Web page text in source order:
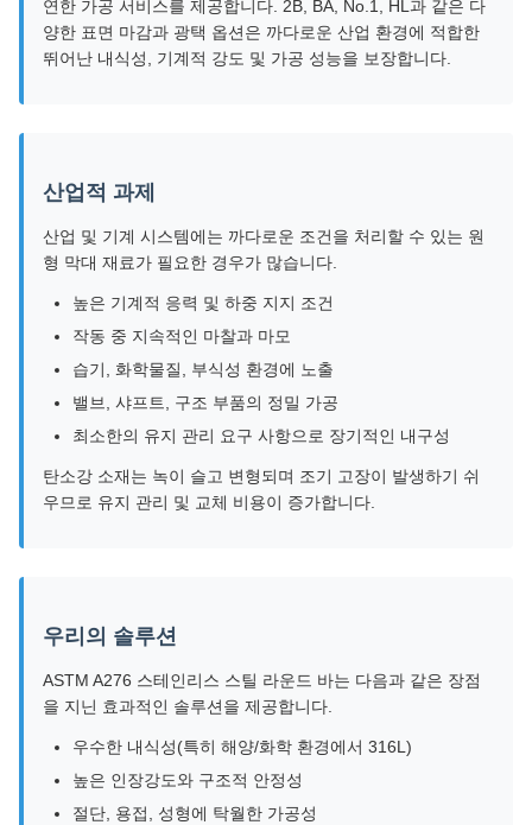
연한 가공 서비스를 제공합니다. 2B, BA, No.1, HL과 같은 다
양한 표면 마감과 광택 옵션은 까다로운 산업 환경에 적합한
뛰어난 내식성, 기계적 강도 및 가공 성능을 보장합니다.
산업적 과제
산업 및 기계 시스템에는 까다로운 조건을 처리할 수 있는 원
형 막대 재료가 필요한 경우가 많습니다.
높은 기계적 응력 및 하중 지지 조건
작동 중 지속적인 마찰과 마모
습기, 화학물질, 부식성 환경에 노출
밸브, 샤프트, 구조 부품의 정밀 가공
최소한의 유지 관리 요구 사항으로 장기적인 내구성
탄소강 소재는 녹이 슬고 변형되며 조기 고장이 발생하기 쉬
우므로 유지 관리 및 교체 비용이 증가합니다.
우리의 솔루션
ASTM A276 스테인리스 스틸 라운드 바는 다음과 같은 장점
을 지닌 효과적인 솔루션을 제공합니다.
우수한 내식성(특히 해양/화학 환경에서 316L)
높은 인장강도와 구조적 안정성
절단, 용접, 성형에 탁월한 가공성